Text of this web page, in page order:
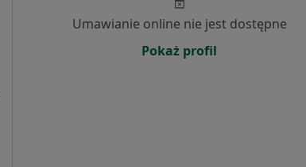
Umawianie online nie jest dostępne
Pokaż profil